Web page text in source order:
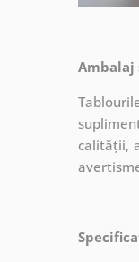
Ambalaj
calității,